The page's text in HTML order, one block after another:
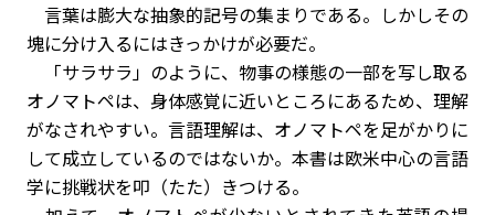
言葉は膨大な抽象的記号の集まりである。しかしその
塊に分け入るにはきっかけが必要だ。
「サラサラ」のように、物事の様態の一部を写し取る
オノマトペは、身体感覚に近いところにあるため、理解
がなされやすい。言語理解は、オノマトペを足がかりに
して成立しているのではないか。本書は欧米中心の言語
学に挑戦状を叩（たた）きつける。